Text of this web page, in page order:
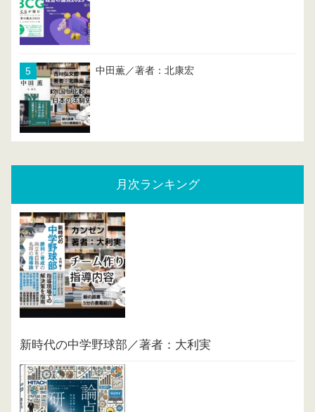
中田薫／著者：北康宏
月次ランキング
新時代の中学野球部／著者：大利実